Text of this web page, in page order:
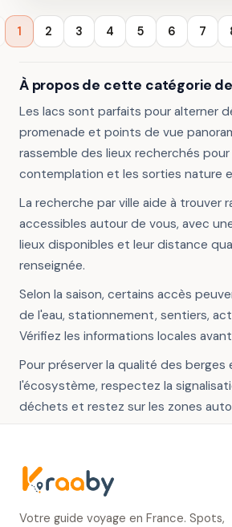
1 2 3 4 5 6 7
À propos de cette catégorie
Les lacs sont parfaits pour alterner
promenade et points de vue
rassemble des lieux recherchés pour
contemplation et les sorties nature
La recherche par ville aide à trouver
accessibles autour de vous, avec
lieux disponibles et leur distance
renseignée.
Selon la saison, certains accès
de l'eau, stationnement, sentiers,
Vérifiez les informations locales
Pour préserver la qualité des berges
l'écosystème, respectez la
déchets et restez sur les zones
Votre guide voyage en France. Spots,